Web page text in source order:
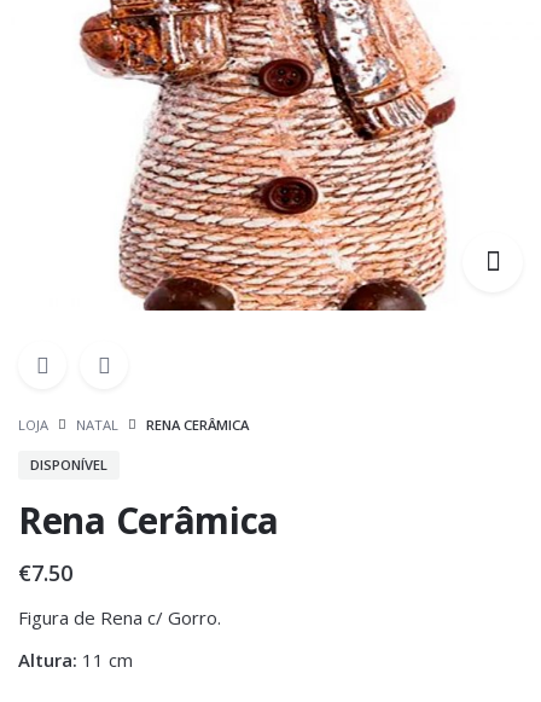
LOJA NATAL RENA CERÂMICA
DISPONÍVEL
Rena Cerâmica
€7.50
Figura de Rena c/ Gorro.
Altura: 11 cm